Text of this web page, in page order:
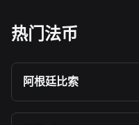
热门法币
阿根廷比索